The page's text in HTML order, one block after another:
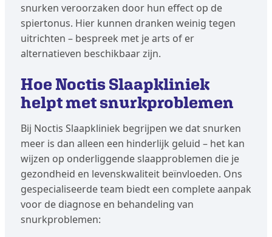
snurken veroorzaken door hun effect op de
spiertonus. Hier kunnen dranken weinig tegen
uitrichten – bespreek met je arts of er
alternatieven beschikbaar zijn.
Hoe Noctis Slaapkliniek
helpt met snurkproblemen
Bij Noctis Slaapkliniek begrijpen we dat snurken
meer is dan alleen een hinderlijk geluid – het kan
wijzen op onderliggende slaapproblemen die je
gezondheid en levenskwaliteit beïnvloeden. Ons
gespecialiseerde team biedt een complete aanpak
voor de diagnose en behandeling van
snurkproblemen: